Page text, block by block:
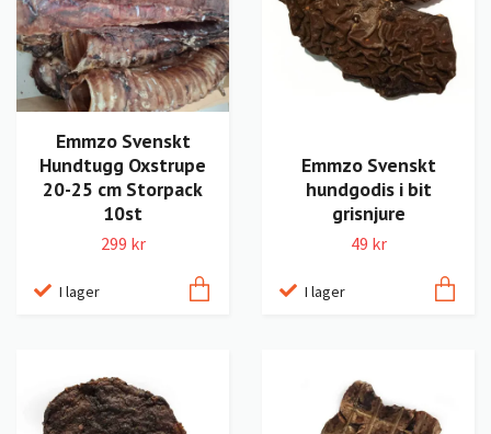
Emmzo Svenskt
Hundtugg Oxstrupe
20-25 cm Storpack
10st
299 kr
I lager
Emmzo Svenskt
hundgodis i bit
grisnjure
49 kr
I lager